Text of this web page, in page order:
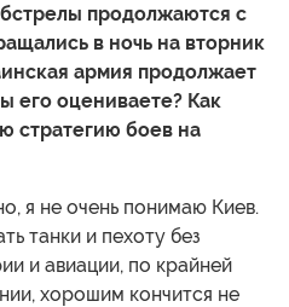
продолжаются с
в ночь на вторник
армия продолжает
его оцениваете? Как
стратегию боев на
я не очень понимаю Киев.
танки и пехоту без
и авиации, по крайней
хорошим кончится не